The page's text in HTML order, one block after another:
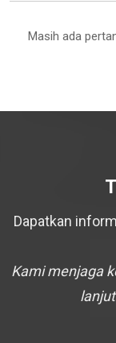
Masih ada
Dapatkan
Kami menjaga